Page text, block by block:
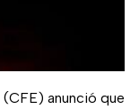
(CFE) anunció que